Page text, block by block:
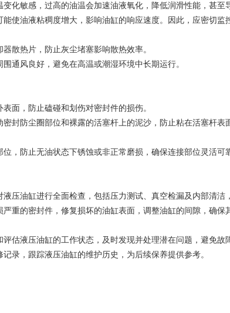
化敏感，过高的油温会加速油液氧化，降低润滑性能，甚至
使油液粘稠度增大，影响油缸的响应速度。因此，应密切监
散热片，防止灰尘堵塞影响散热效率。
通风良好，避免在高温或潮湿环境中长期运行。
面，防止磕碰和划伤对密封件的损伤。
封防尘圈部位和裸露的活塞杆上的泥沙，防止粘在活塞杆表
，防止无油状态下锈蚀或非正常磨损，确保连接部位灵活可
压油缸进行全面检查，包括压力测试、真空检漏及内部清洁
重的密封件，修复损坏的油缸表面，调整油缸的间隙，确保
估液压油缸的工作状态，及时发现并处理潜在问题，避免故
录，跟踪液压油缸的维护历史，为后续保养提供参考。